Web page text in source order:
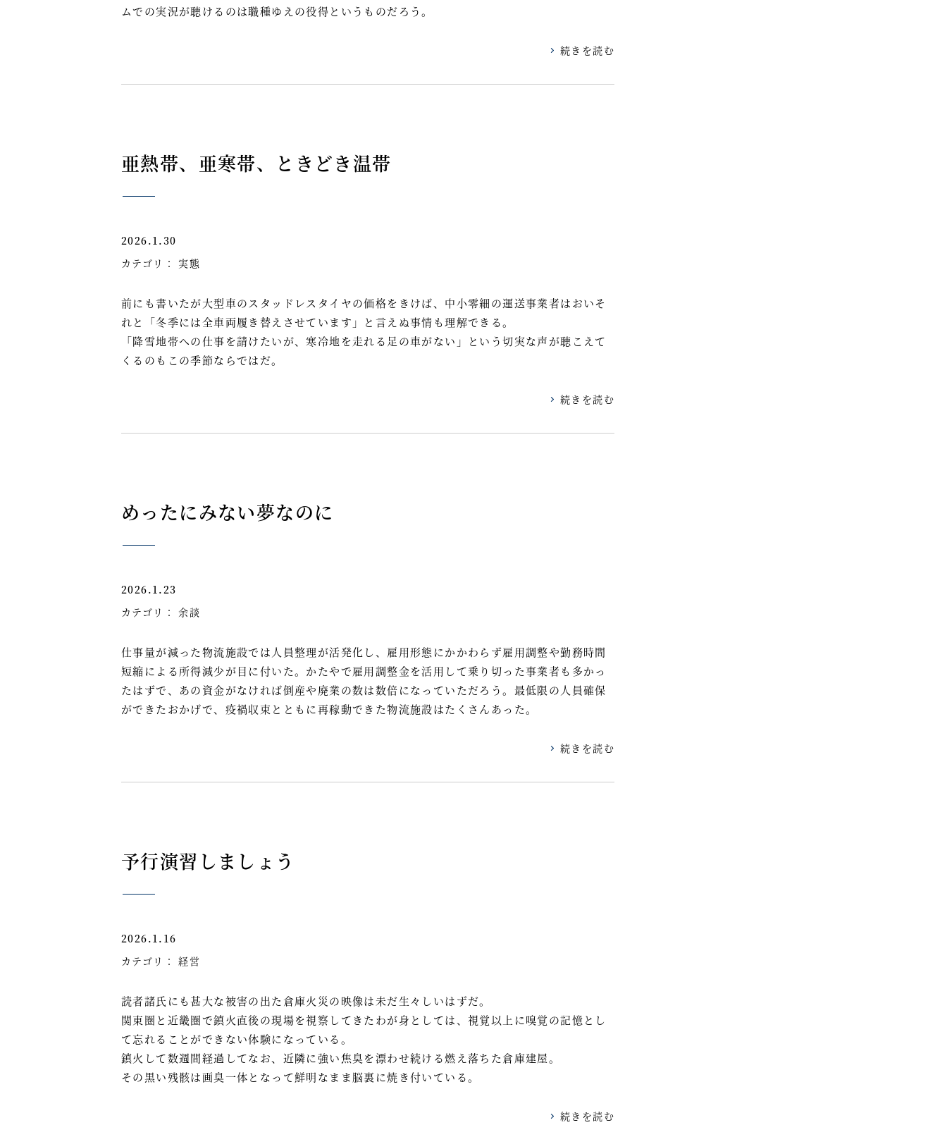
ムでの実況が聴けるのは職種ゆえの役得というものだろう。
続きを読む
亜熱帯、亜寒帯、ときどき温帯
2026.1.30
カテゴリ： 実態
前にも書いたが大型車のスタッドレスタイヤの価格をきけば、中小零細の運送事業者はおいそ
れと「冬季には全車両履き替えさせています」と言えぬ事情も理解できる。
「降雪地帯への仕事を請けたいが、寒冷地を走れる足の車がない」という切実な声が聴こえて
くるのもこの季節ならではだ。
続きを読む
めったにみない夢なのに
2026.1.23
カテゴリ： 余談
仕事量が減った物流施設では人員整理が活発化し、雇用形態にかかわらず雇用調整や勤務時間
短縮による所得減少が目に付いた。かたやで雇用調整金を活用して乗り切った事業者も多かっ
たはずで、あの資金がなければ倒産や廃業の数は数倍になっていただろう。最低限の人員確保
ができたおかげで、疫禍収束とともに再稼動できた物流施設はたくさんあった。
続きを読む
予行演習しましょう
2026.1.16
カテゴリ：経営
読者諸氏にも甚大な被害の出た倉庫火災の映像は未だ生々しいはずだ。
関東圏と近畿圏で鎮火直後の現場を視察してきたわが身としては、視覚以上に嗅覚の記憶とし
て忘れることができない体験になっている。
鎮火して数週間経過してなお、近隣に強い焦臭を漂わせ続ける燃え落ちた倉庫建屋。
その黒い残骸は画臭一体となって鮮明なまま脳裏に焼き付いている。
続きを読む